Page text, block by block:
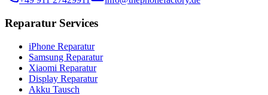
Reparatur Services
iPhone Reparatur
Samsung Reparatur
Xiaomi Reparatur
Display Reparatur
Akku Tausch